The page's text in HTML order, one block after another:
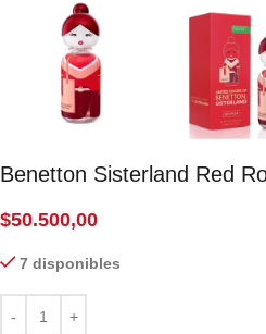
Benetton Sisterland Red
$50.500,00
7 disponibles